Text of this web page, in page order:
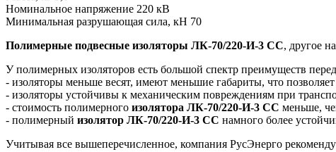
Номинальное напряжение 220 кВ
Минимальная разрушающая сила, кН 70
Полимерные подвесные изоляторы ЛК-70/220-И-3 СС, другое
У полимерных изоляторов есть большой спектр преимуществ
- изоляторы меньше весят, имеют меньшие габариты, что
- изоляторы устойчивы к механическим повреждениям при
- стоимость полимерного изолятора ЛК-70/220-И-3 СС меньше,
- полимерный изолятор ЛК-70/220-И-3 СС намного более
Учитывая все вышеперечисленное, компания РусЭнерго